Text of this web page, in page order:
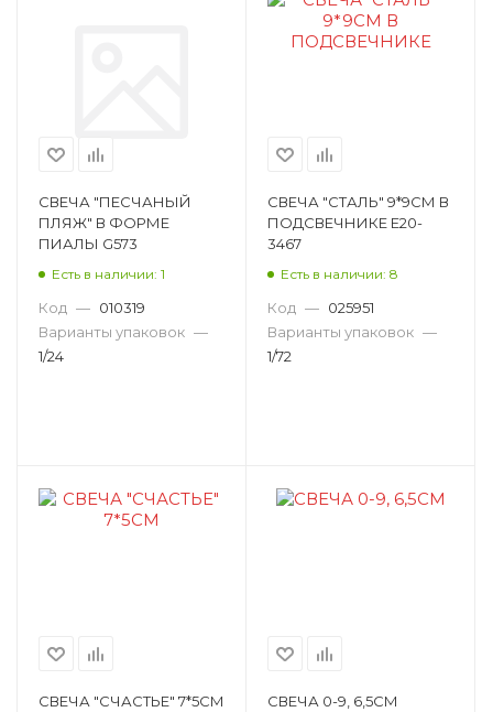
СВЕЧА "ПЕСЧАНЫЙ
ПЛЯЖ" В ФОРМЕ
ПИАЛЫ G573
Есть в наличии: 1
Код — 010319
Варианты упаковок —
1/24
СВЕЧА "СТАЛЬ" 9*9СМ В
ПОДСВЕЧНИКЕ E20-
3467
Есть в наличии: 8
Код — 025951
Варианты упаковок —
1/72
СВЕЧА "СЧАСТЬЕ" 7*5СМ
СВЕЧА 0-9, 6,5CM